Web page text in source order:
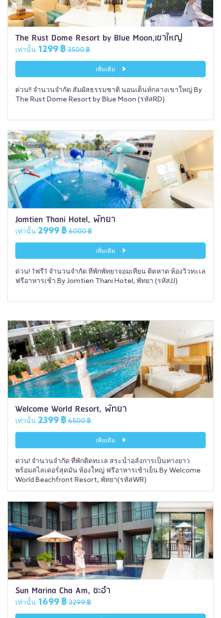
The Rust Dome Resort by Blue Moon,เขาใหญ่
เท่านั้น 1299 ฿ 3500 ฿
เพิ่มเติม
ด่วน!! จำนวนจำกัด สัมผัสธรรมชาติ นอนเต็นท์กลางเขาใหญ่ By
The Rust Dome Resort by Blue Moon (รหัสRD)
Jomtien Thani Hotel, พัทยา
เท่านั้น 2999 ฿ 6000 ฿
เพิ่มเติม
ด่วน! 1ฟรี1 จำนวนจำกัด ที่พักพัทยาจอมเทียน ติดหาด ห้องวิวทะเล
ฟรีอาหารเช้า By Jomtien Thani Hotel, พัทยา (รหัสJJ)
Welcome World Resort, พัทยา
เท่านั้น 2399 ฿ 6500 ฿
เพิ่มเติม
ด่วน! จำนวนจำกัด ที่พักติดทะเล สระน้ำอลังการเป็นทางยาว
พร้อมสไลเดอร์สุดมัน ห้องใหญ่ ฟรีอาหารเช้าเย็น By Welcome
World Beachfront Resort, พัทยา(รหัสWR)
Sun Marina Cha Am, ชะอำ
เท่านั้น 1699 ฿ 3299 ฿